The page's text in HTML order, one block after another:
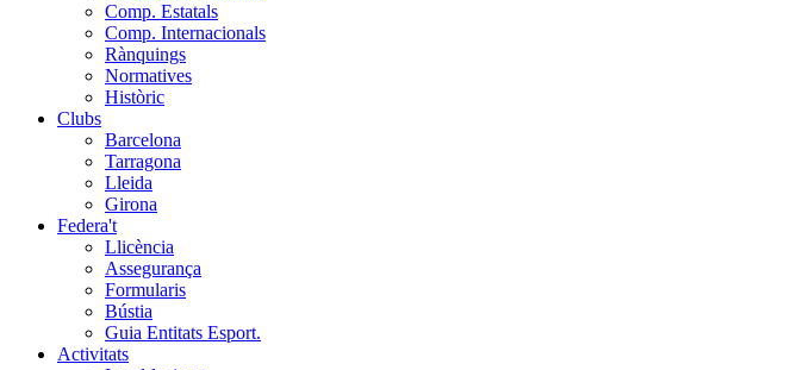
Comp. Estatals
Comp. Internacionals
Rànquings
Normatives
Històric
Clubs
Barcelona
Tarragona
Lleida
Girona
Federa't
Llicència
Assegurança
Formularis
Bústia
Guia Entitats Esport.
Activitats